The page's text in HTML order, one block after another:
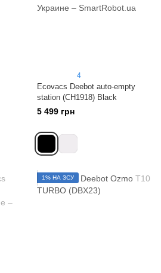
4
Ecovacs Deebot auto-empty
station (CH1918) Black
5 499 грн
1% НА ЗСУ